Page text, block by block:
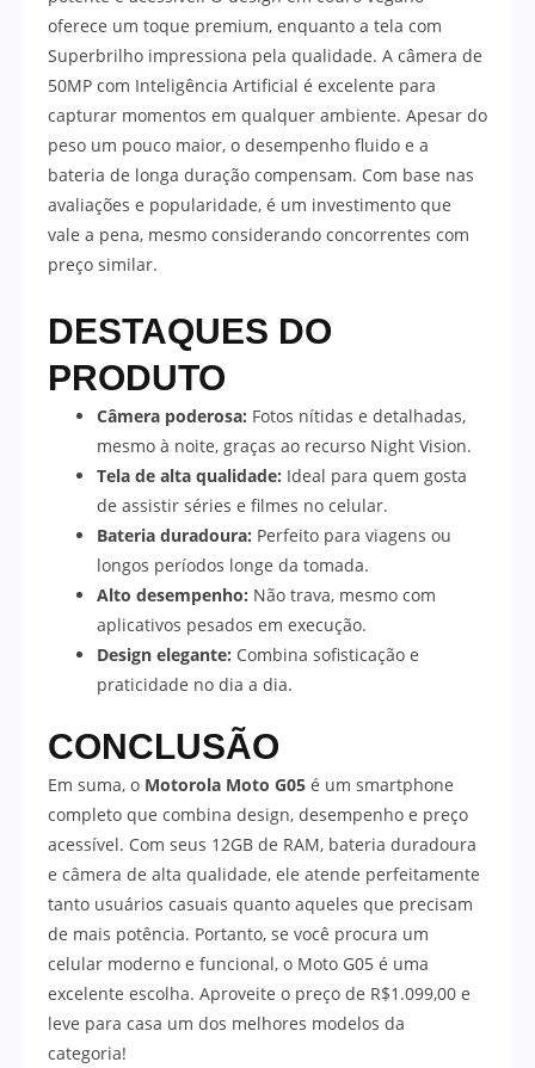
oferece um toque premium, enquanto a tela com
Superbrilho impressiona pela qualidade. A câmera de
50MP com Inteligência Artificial é excelente para
capturar momentos em qualquer ambiente. Apesar do
peso um pouco maior, o desempenho fluido e a
bateria de longa duração compensam. Com base nas
avaliações e popularidade, é um investimento que
vale a pena, mesmo considerando concorrentes com
preço similar.
DESTAQUES DO
PRODUTO
Câmera poderosa: Fotos nítidas e detalhadas,
mesmo à noite, graças ao recurso Night Vision.
Tela de alta qualidade: Ideal para quem gosta
de assistir séries e filmes no celular.
Bateria duradoura: Perfeito para viagens ou
longos períodos longe da tomada.
Alto desempenho: Não trava, mesmo com
aplicativos pesados em execução.
Design elegante: Combina sofisticação e
praticidade no dia a dia.
CONCLUSÃO
Em suma, o Motorola Moto G05 é um smartphone
completo que combina design, desempenho e preço
acessível. Com seus 12GB de RAM, bateria duradoura
e câmera de alta qualidade, ele atende perfeitamente
tanto usuários casuais quanto aqueles que precisam
de mais potência. Portanto, se você procura um
celular moderno e funcional, o Moto G05 é uma
excelente escolha. Aproveite o preço de R$1.099,00 e
leve para casa um dos melhores modelos da
categoria!